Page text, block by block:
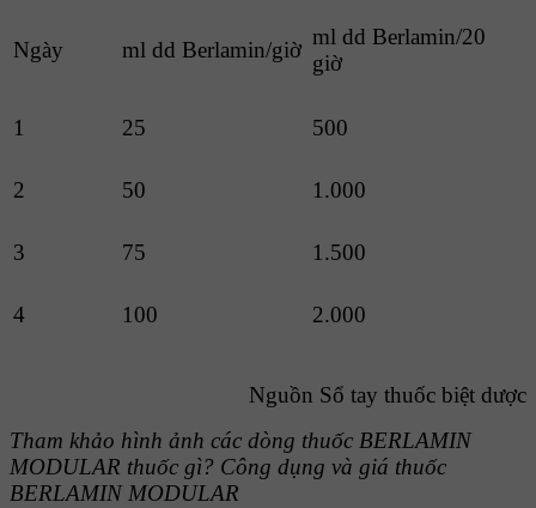
Ngày ml dd Berlamin/giờ
ml dd Berlamin/20
giờ
1 25 500
2 50 1.000
3 75 1.500
4 100 2.000
Nguồn Sổ tay thuốc biệt dược
Tham khảo hình ảnh các dòng thuốc BERLAMIN
MODULAR thuốc gì? Công dụng và giá thuốc
BERLAMIN MODULAR